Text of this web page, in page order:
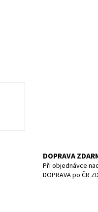
DOPRAVA
Při objednávce
DOPRAVA po ČR